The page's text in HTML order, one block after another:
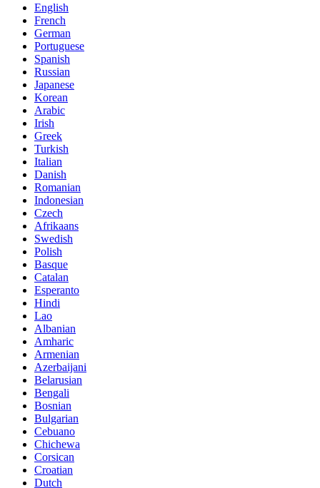
English
French
German
Portuguese
Spanish
Russian
Japanese
Korean
Arabic
Irish
Greek
Turkish
Italian
Danish
Romanian
Indonesian
Czech
Afrikaans
Swedish
Polish
Basque
Catalan
Esperanto
Hindi
Lao
Albanian
Amharic
Armenian
Azerbaijani
Belarusian
Bengali
Bosnian
Bulgarian
Cebuano
Chichewa
Corsican
Croatian
Dutch